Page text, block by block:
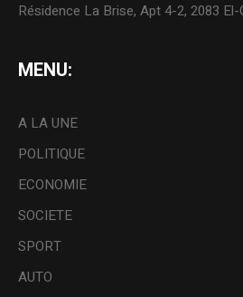
Résidence La Brise, Apt 4-2, 2083 El-
MENU:
A LA UNE
POLITIQUE
ECONOMIE
SOCIETE
SPORT
AUTO